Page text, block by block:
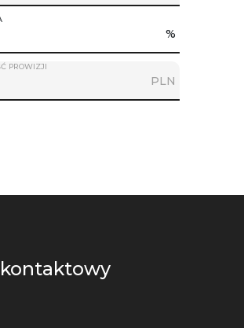
%
PROWIZJI
PLN